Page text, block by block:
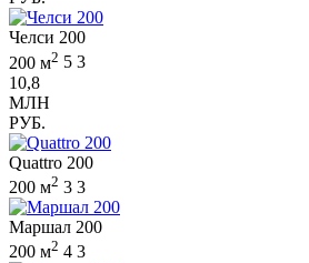
Челси 200
200 м2 5 3
10,8
МЛН
РУБ.
Quattro 200
200 м2 3 3
Маршал 200
200 м2 4 3